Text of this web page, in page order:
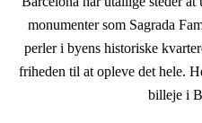
monumenter som Sagrada
perler i byens historiske
friheden til at opleve det hele.
billeje i